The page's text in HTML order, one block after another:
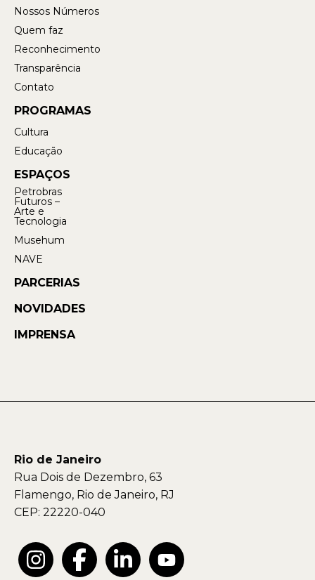
Nossos Números
Quem faz
Reconhecimento
Transparência
Contato
PROGRAMAS
Cultura
Educação
ESPAÇOS
Petrobras
Futuros –
Arte e
Tecnologia
Musehum
NAVE
PARCERIAS
NOVIDADES
IMPRENSA
Rio de Janeiro
Rua Dois de Dezembro, 63
Flamengo, Rio de Janeiro, RJ
CEP: 22220-040